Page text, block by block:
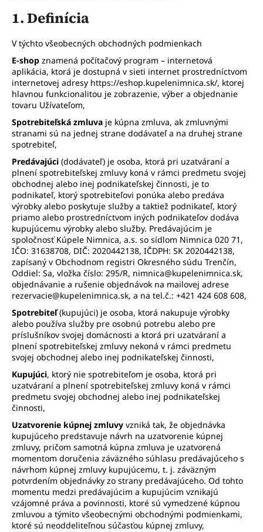
1. Definícia
V týchto všeobecných obchodných podmienkach
E-shop znamená počítačový program – internetová
aplikácia, ktorá je dostupná v sieti internet prostredníctvom
internetovej adresy https://eshop.kupelenimnica.sk/, ktorej
hlavnou funkcionalitou je zobrazenie, výber a objednanie
tovaru Užívateľom,
Spotrebiteľská zmluva je kúpna zmluva, ak zmluvnými
stranami sú na jednej strane dodávateľ a na druhej strane
spotrebiteľ,
Predávajúci (dodávateľ) je osoba, ktorá pri uzatváraní a
plnení spotrebiteľskej zmluvy koná v rámci predmetu svojej
obchodnej alebo inej podnikateľskej činnosti, je to
podnikateľ, ktorý spotrebiteľovi ponúka alebo predáva
výrobky alebo poskytuje služby a taktiež podnikateľ, ktorý
priamo alebo prostredníctvom iných podnikateľov dodáva
kupujúcemu výrobky alebo služby. Predávajúcim je
spoločnosť Kúpele Nimnica, a.s. so sídlom Nimnica 020 71,
IČO: 31638708, DIČ: 2020442138, IČDPH: SK 2020442138,
zapísaný v Obchodnom registri Okresného súdu Trenčín,
Oddiel: Sa, vložka číslo: 295/R, nimnica@kupelenimnica.sk,
objednávanie a rušenie objednávok na mailovej adrese
rezervacie@kupelenimnica.sk, a na tel.č.: +421 424 608 608,
Spotrebiteľ(kupujúci) je osoba, ktorá nakupuje výrobky
alebo používa služby pre osobnú potrebu alebo pre
príslušníkov svojej domácnosti a ktorá pri uzatváraní a
plnení spotrebiteľskej zmluvy nekoná v rámci predmetu
svojej obchodnej alebo inej podnikateľskej činnosti,
Kupujúci, ktorý nie spotrebiteľom je osoba, ktorá pri
uzatváraní a plnení spotrebiteľskej zmluvy koná v rámci
predmetu svojej obchodnej alebo inej podnikateľskej
činnosti,
Uzatvorenie kúpnej zmluvy vzniká tak, že objednávka
kupujúceho predstavuje návrh na uzatvorenie kúpnej
zmluvy, pričom samotná kúpna zmluva je uzatvorená
momentom doručenia záväzného súhlasu predávajúceho s
návrhom kúpnej zmluvy kupujúcemu, t. j. záväzným
potvrdením objednávky zo strany predávajúceho. Od tohto
momentu medzi predávajúcim a kupujúcim vznikajú
vzájomné práva a povinnosti, ktoré sú vymedzené kúpnou
zmluvou a týmito všeobecnými obchodnými podmienkami,
ktoré sú neoddeliteľnou súčasťou kúpnej zmluvy,
HĽADAŤ
O
d
p
o
r
ú
č
a
m
e
DARČEKOVÝ
POUKAZ
-
LIEČEBNÝ
POBYT